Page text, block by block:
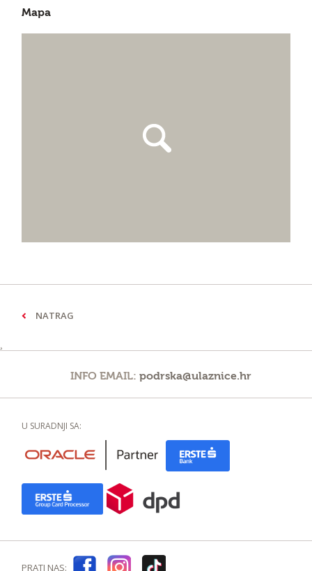
Mapa
NATRAG
INFO EMAIL:podrska@ulaznice.hr
U SURADNJI SA:
PRATI NAS: